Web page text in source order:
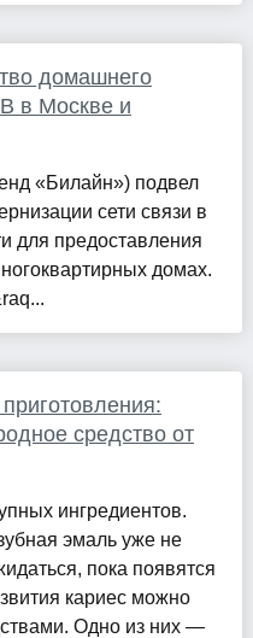
домашнего
в Москве и
«Билайн») подвел
сети связи в
для предоставления
домах.
средство от
ингредиентов.
эмаль уже не
пока появятся
кариес можно
Одно из них —